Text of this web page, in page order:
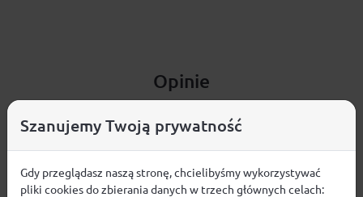
Opinie
Nie ma jeszcze żadnej recenzji produktu
Szanujemy Twoją prywatność
Gdy przeglądasz naszą stronę, chcielibyśmy wykorzystywać
pliki cookies do zbierania danych w trzech głównych celach: